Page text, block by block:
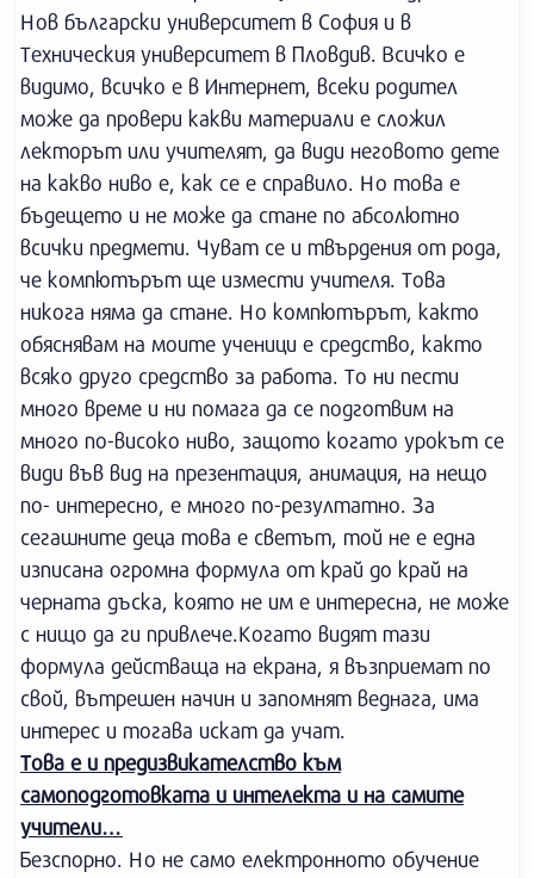
Нов български университет в София и в
Техническия университет в Пловдив. Всичко е
видимо, всичко е в Интернет, всеки родител
може да провери какви материали е сложил
лекторът или учителят, да види неговото дете
на какво ниво е, как се е справило. Но това е
бъдещето и не може да стане по абсолютно
всички предмети. Чуват се и твърдения от рода,
че компютърът ще измести учителя. Това
никога няма да стане. Но компютърът, както
обяснявам на моите ученици е средство, както
всяко друго средство за работа. То ни пести
много време и ни помага да се подготвим на
много по-високо ниво, защото когато урокът се
види във вид на презентация, анимация, на нещо
по- интересно, е много по-резултатно. За
сегашните деца това е светът, той не е една
изписана огромна формула от край до край на
черната дъска, която не им е интересна, не може
с нищо да ги привлече.Когато видят тази
формула действаща на екрана, я възприемат по
свой, вътрешен начин и запомнят веднага, има
интерес и тогава искат да учат.
Това е и предизвикателство към
самоподготовката и интелекта и на самите
учители…
Безспорно. Но не само електронното обучение